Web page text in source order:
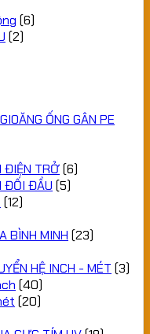
(6)
(2)
ỐNG GÂN PE
ĐIỆN TRỞ(6)
ĐỐI ĐẦU (5)
(12)
BÌNH MINH (23)
HỆ INCH - MÉT (3)
(40)
(20)